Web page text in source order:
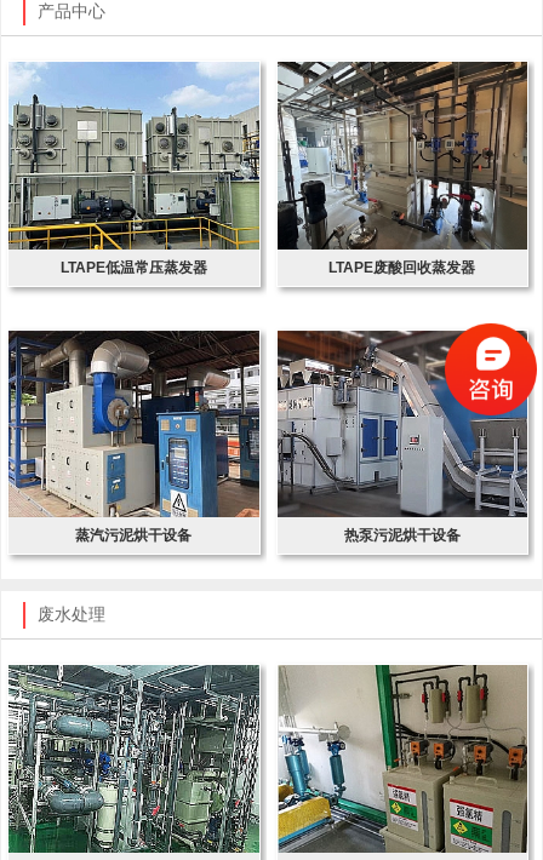
产品中心
LTAPE低温常压蒸发器 LTAPE废酸回收蒸发器
蒸汽污泥烘干设备 热泵污泥烘干设备
废水处理